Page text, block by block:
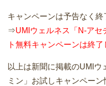
キャンペーンは予告なく終
⇒UMIウェルネス「N-アセ
ト無料キャンペーンは終了
以上は新聞に掲載のUMI
ミン」お試しキャンペーン